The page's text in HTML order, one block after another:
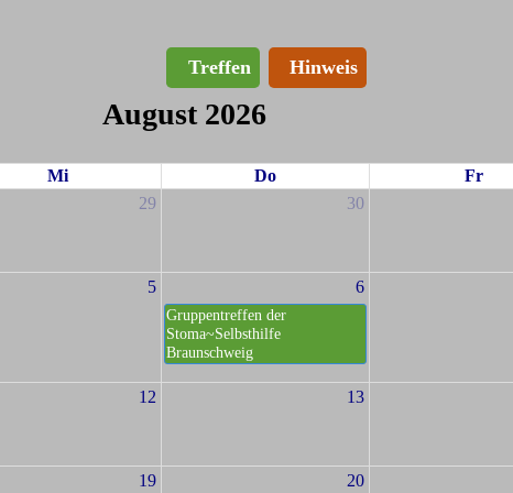
Treffen Hinweis
August 2026
Mi Do
Fr
29 30
5 6
Gruppentreffen der
Stoma~Selbsthilfe
Braunschweig
12 13
19 20